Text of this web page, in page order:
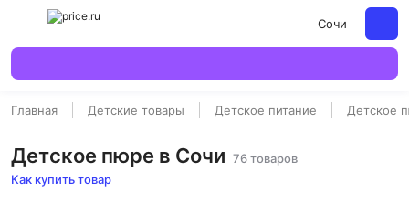
Сочи
Главная Детские товары Детское питание Детское
Детское пюре в Сочи 76 товаров
Как купить товар